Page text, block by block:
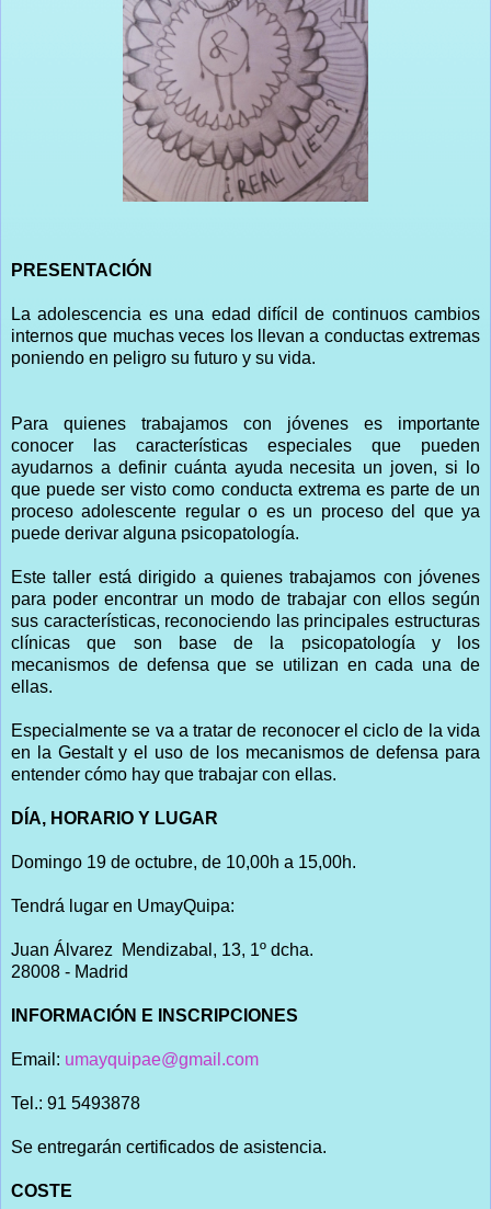
PRESENTACIÓN
La adolescencia es una edad difícil de continuos cambios
internos que muchas veces los llevan a conductas extremas
poniendo en peligro su futuro y su vida.
Para quienes trabajamos con jóvenes es importante
conocer las características especiales que pueden
ayudarnos a definir cuánta ayuda necesita un joven, si lo
que puede ser visto como conducta extrema es parte de un
proceso adolescente regular o es un proceso del que ya
puede derivar alguna psicopatología.
Este taller está dirigido a quienes trabajamos con jóvenes
para poder encontrar un modo de trabajar con ellos según
sus características, reconociendo las principales estructuras
clínicas que son base de la psicopatología y los
mecanismos de defensa que se utilizan en cada una de
ellas.
Especialmente se va a tratar de reconocer el ciclo de la vida
en la Gestalt y el uso de los mecanismos de defensa para
entender cómo hay que trabajar con ellas.
DÍA, HORARIO Y LUGAR
Domingo 19 de octubre, de 10,00h a 15,00h.
Tendrá lugar en UmayQuipa:
Juan Álvarez Mendizabal, 13, 1º dcha.
28008 - Madrid
INFORMACIÓN E INSCRIPCIONES
Email: umayquipae@gmail.com
Tel.: 91 5493878
Se entregarán certificados de asistencia.
COSTE